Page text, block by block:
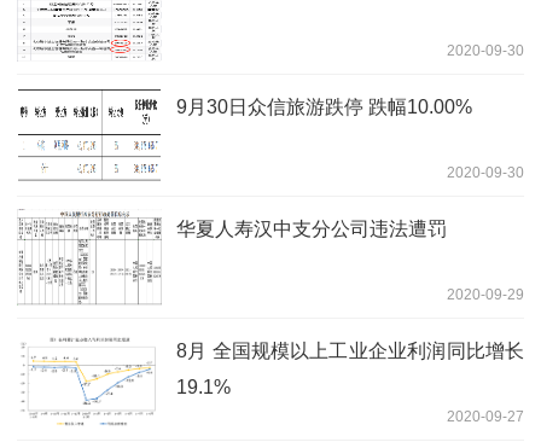
2020-09-30
9月30日众信旅游跌停 跌幅10.00%
2020-09-30
华夏人寿汉中支分公司违法遭罚
2020-09-29
8月 全国规模以上工业企业利润同比增长
19.1%
2020-09-27